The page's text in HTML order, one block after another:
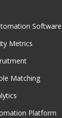
Software
Metrics
Matching
Platform